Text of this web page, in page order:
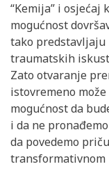
“Kemija” i
mogućnost
tako
traumatskih
Zato otvaranje
istovremeno
mogućnost da
i da ne
da povedemo
transformativnom